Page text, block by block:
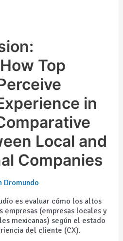
Top
in
Local and
Companies
Dromundo
es evaluar cómo los altos
empresas (empresas locales y
mexicanas) según el estado
del cliente (CX).